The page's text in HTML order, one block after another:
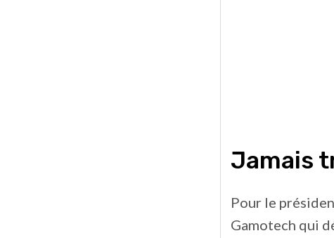
Jamais
Pour le
Gamotech qui